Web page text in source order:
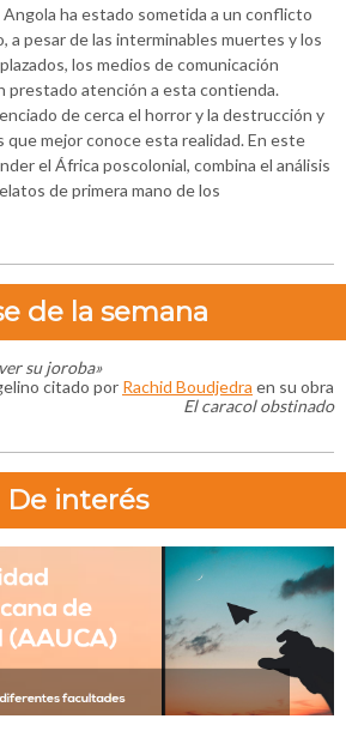
ha estado sometida a un conflicto
a pesar de las interminables muertes y los
los medios de comunicación
prestado atención a esta contienda.
de cerca el horror y la destrucción y
que mejor conoce esta realidad. En este
el África poscolonial, combina el análisis
de primera mano de los
de la semana
su joroba»
citado por Rachid Boudjedra en su obra
El caracol obstinado
De interés